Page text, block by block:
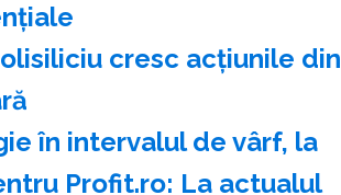
cresc acţiunile din
în intervalul de vârf, la
Profit.ro: La actualul